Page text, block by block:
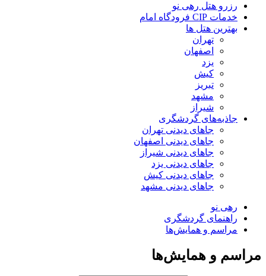
رزرو هتل رهی نو
خدمات CIP فرودگاه امام
بهترین هتل ها
تهران
اصفهان
یزد
کیش
تبریز
مشهد
شیراز
جاذبه‌های گردشگری
جاهای دیدنی تهران
جاهای دیدنی اصفهان
جاهای دیدنی شیراز
جاهای دیدنی یزد
جاهای دیدنی کیش
جاهای دیدنی مشهد
رهی نو
راهنمای گردشگری
مراسم و همایش‌ها
مراسم و همایش‌ها